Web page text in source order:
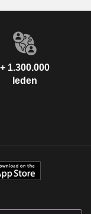
+ 1.300.000
leden